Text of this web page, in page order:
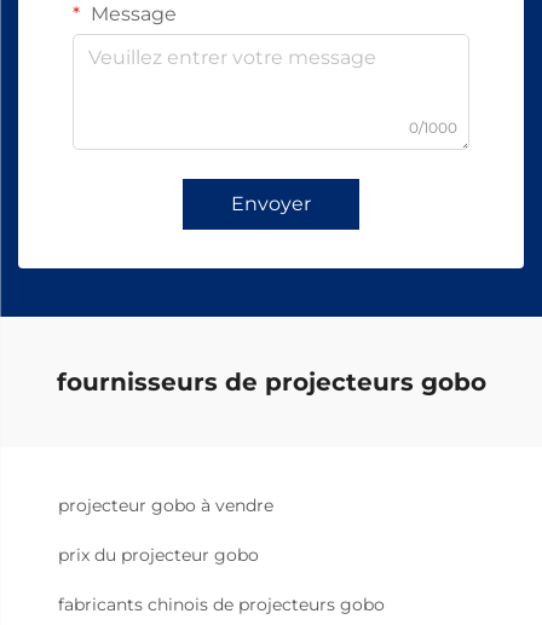
Message
0/1000
Envoyer
fournisseurs de projecteurs gobo
projecteur gobo à vendre
prix du projecteur gobo
fabricants chinois de projecteurs gobo